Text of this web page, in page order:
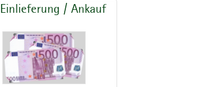
Einlieferung / Ankauf